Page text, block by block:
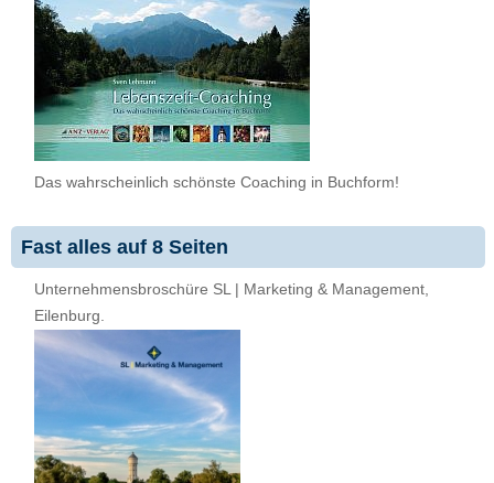
Das wahrscheinlich schönste Coaching in Buchform!
Fast alles auf 8 Seiten
Unternehmensbroschüre SL | Marketing & Management,
Eilenburg.